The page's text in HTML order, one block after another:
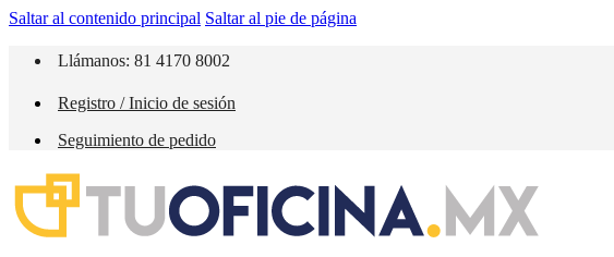
Saltar al contenido principal Saltar al pie de página
Llámanos: 81 4170 8002
Registro / Inicio de sesión
Seguimiento de pedido